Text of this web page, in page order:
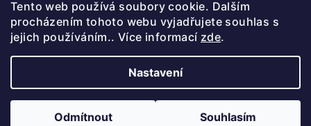
Tento web používá soubory cookie. Dalším
procházením tohoto webu vyjadřujete souhlas s
jejich používáním.. Více informací zde.
Nastavení
Odmítnout Souhlasím
2500 Kč zdarma
3%